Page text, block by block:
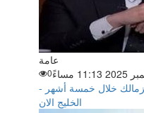
عامة
0
خلال خمسة أشهر -
الخليج الان